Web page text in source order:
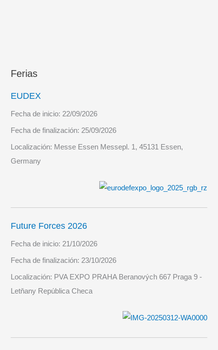
Ferias
EUDEX
Fecha de inicio:22/09/2026
Fecha de finalización:25/09/2026
Localización: Messe Essen Messepl. 1, 45131 Essen,
Germany
Future Forces 2026
Fecha de inicio: 21/10/2026
Fecha de finalización: 23/10/2026
Localización: PVA EXPO PRAHA Beranových 667 Praga 9 -
Letňany República Checa